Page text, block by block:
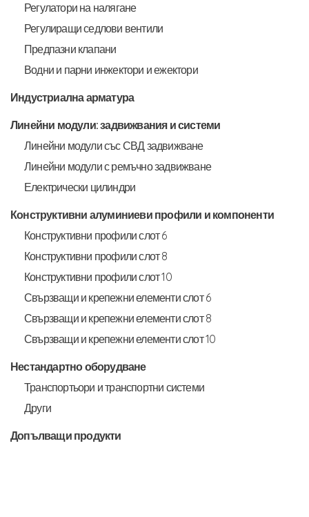
Регулатори на налягане
Регулиращи седлови вентили
Предпазни клапани
Водни и парни инжектори и ежектори
Индустриална арматура
Линейни модули: задвижвания и системи
Линейни модули със СВД задвижване
Линейни модули с ремъчно задвижване
Електрически цилиндри
Конструктивни алуминиеви профили и компоненти
Конструктивни профили слот 6
Конструктивни профили слот 8
Конструктивни профили слот 10
Свързващи и крепежни елементи слот 6
Свързващи и крепежни елементи слот 8
Свързващи и крепежни елементи слот 10
Нестандартно оборудване
Транспортьори и транспортни системи
Други
Допълващи продукти